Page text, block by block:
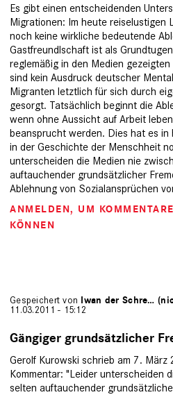
Es gibt einen entscheidenden
Migrationen: Im heute reiselustigen
noch keine wirkliche bedeutende
Gastfreundlschaft ist als
reglemäßig in den Medien
sind kein Ausdruck deutscher
Migranten letztlich für sich durch
gesorgt. Tatsächlich beginnt die
wenn ohne Aussicht auf Arbeit
beansprucht werden. Dies hat es
in der Geschichte der Menschheit
unterscheiden die Medien nie
auftauchender grundsätzlicher
Ablehnung von Sozialansprüchen
ANMELDEN, UM
KÖNNEN
Gespeichert von Iwan der Schre…
11.03.2011 - 15:12
Gängiger grundsätzlicher
Gerolf Kurowski schrieb am 7.
Kommentar: "Leider unterscheiden
selten auftauchender